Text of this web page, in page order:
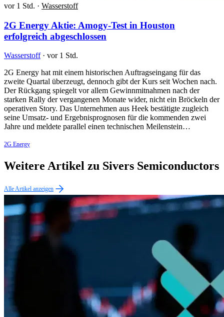
vor 1 Std. · Wasserstoff
2G Energy Aktie: Amogy-Test in Houston
erfolgreich abgeschlossen
Wasserstoff · vor 1 Std.
2G Energy hat mit einem historischen Auftragseingang für das
zweite Quartal überzeugt, dennoch gibt der Kurs seit Wochen nach.
Der Rückgang spiegelt vor allem Gewinnmitnahmen nach der
starken Rally der vergangenen Monate wider, nicht ein Bröckeln der
operativen Story. Das Unternehmen aus Heek bestätigte zugleich
seine Umsatz- und Ergebnisprognosen für die kommenden zwei
Jahre und meldete parallel einen technischen Meilenstein…
2G Energy
Weitere Artikel zu Sivers Semiconductors
Alle Artikel anzeigen